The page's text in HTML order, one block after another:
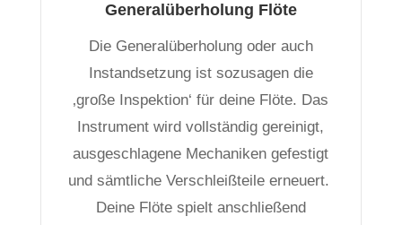
Generalüberholung Flöte
Die Generalüberholung oder auch
Instandsetzung ist sozusagen die
‚große Inspektion‘ für deine Flöte. Das
Instrument wird vollständig gereinigt,
ausgeschlagene Mechaniken gefestigt
und sämtliche Verschleißteile erneuert.
Deine Flöte spielt anschließend